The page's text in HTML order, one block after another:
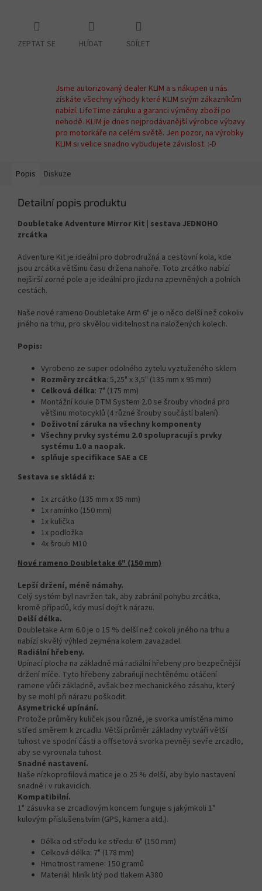
ZEPTAT SE HLÍDAT SDÍLET
Jsme autorizovaný dealer KLIM a s nákupen u nás
získáte všechny výhody které KLIM svým zákazníkům
nabízí. LifeTime záruku a garanci výměny zboží po
nehodě. KLIM je dnes nejprodávanější výrobce výbavy
pro motorkáře na celém světě. Jen pozor, na výrobky
KLIM si velice snadno vybudujete závislost. :-D
Popis Diskuze
Detailní popis produktu
Doubletake Adventure Mirror Kit | sestava JEDNOHO
zrcátka
Adventure Kit je ideální pro dobrodružná a cestovní kola, kde
jsou zrcátka většinu času držena nahoře. Toto zrcátko nabízí
nejširší zorné pole a je ideální pro jízdu na zpevněných a polních
cestách.
Naše nové rameno Doubletake Arm 6" je o něco delší než cokoliv
jiného na trhu, pro skvělou viditelnost na naložených kolech.
Popis:
Vyrobeno ze super odolného zytelu vyztuženého sklem
Rozměry zrcátka: 5,25" x 3,5" (135 mm x 95 mm)
Celková délka: 7" (175 mm)
Montážní koule DTM System 2.0 se šrouby vhodná pro
většinu motocyklů (4 různé šrouby součástí balení).
Doživotní záruka na všechny komponenty
Všechny prvky systému 2.0 spolupracují s prvky
systému 1.0 a naopak.
splňuje specifikace SAE a CE
Sestava se skládá z:
1x zrcátko (135 mm x 95 mm)
1x ramínko (150 mm)
1x kulička
1x podložka
4x šroub M10
Nové rameno Doubletake 6" (150 mm)
Lepší držení, méně námahy.
Celý systém byl navržen tak, aby zabránil pohybu zrcátka,
kromě případů, kdy musí dojít k nárazu.
Delší délka.
Doubletake Arm 6.0 je o 15 % delší než cokoli jiného na trhu a
nabízí skvělý výhled zejména kolem zavazadel.
Radiální hřebeny.
Upínací plocha na základně má radiální hřebeny pro bezpečnější
držení míče. Tyto hřebeny zabraňují nechtěnému otáčení
ramene vůči základně, avšak bez mechanického zásahu, který
by se mohl při nárazu poškodit.
Asymetrické upínání.
Protože průměry kuliček jsou různé, je svorka umístěna mimo
střed směrem k zrcadlu. Větší průměr základny vytváří větší
tuhost ve spodní části a offsetová svorka pevněji sevře zrcadlo,
aby se vyrovnala tuhost.
Snadné nastavení.
Naše nízkoprofilová matice je o 25 % delší, aby bylo nastavení
snadné i v rukavicích.
Kompatibilní.
1" zásuvka se zrcadlovým koncem funguje s jakýmkoli 1"
kulovým příslušenstvím (GPS, kamera atd.).
Délka od středu ke středu: 6" (150 mm)
Celková délka: 7" (178 mm)
Hmotnost ramene: 150 gramů
Materiál: hliník litý pod tlakem A380